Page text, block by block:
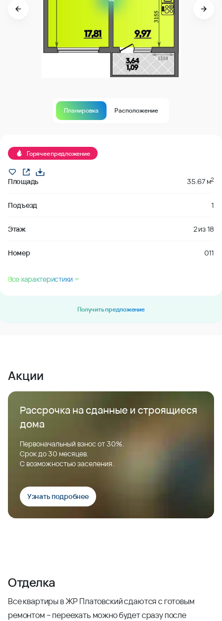
Планировка Расположение
Горячее предложение
Площадь 35.67 м2
Подъезд 1
Этаж 2из18
Номер 011
Все характеристики
Получить предложение
Акции
Рассрочка на сданные и строящиеся
дома
Первоначальный взнос от 30%.
Срок до 30 месяцев.
С возможностью заселения.
Узнать подробнее
Отделка
Все квартиры в ЖР Платовский сдаются с готовым
ремонтом – переехать можно будет сразу после